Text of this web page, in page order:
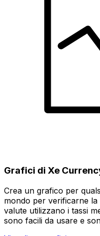
Grafici di Xe
Crea un grafico per
mondo per verificarne
valute utilizzano i tassi
sono facili da usare e